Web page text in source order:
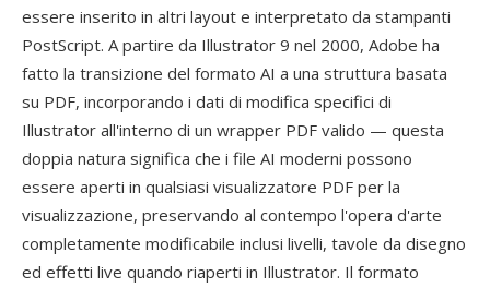
essere inserito in altri layout e interpretato da stampanti
PostScript. A partire da Illustrator 9 nel 2000, Adobe ha
fatto la transizione del formato AI a una struttura basata
su PDF, incorporando i dati di modifica specifici di
Illustrator all'interno di un wrapper PDF valido — questa
doppia natura significa che i file AI moderni possono
essere aperti in qualsiasi visualizzatore PDF per la
visualizzazione, preservando al contempo l'opera d'arte
completamente modificabile inclusi livelli, tavole da disegno
ed effetti live quando riaperti in Illustrator. Il formato